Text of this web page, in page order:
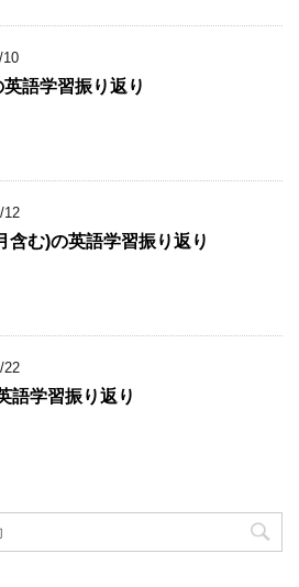
10
英語学習振り返り
12
含む)の英語学習振り返り
22
語学習振り返り